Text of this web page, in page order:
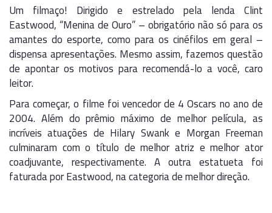
Um filmaço! Dirigido e estrelado pela lenda Clint
Eastwood, “Menina de Ouro” – obrigatório não só para os
amantes do esporte, como para os cinéfilos em geral –
dispensa apresentações. Mesmo assim, fazemos questão
de apontar os motivos para recomendá-lo a você, caro
leitor.
Para começar, o filme foi vencedor de 4 Oscars no ano de
2004. Além do prêmio máximo de melhor película, as
incríveis atuações de Hilary Swank e Morgan Freeman
culminaram com o título de melhor atriz e melhor ator
coadjuvante, respectivamente. A outra estatueta foi
faturada por Eastwood, na categoria de melhor direção.